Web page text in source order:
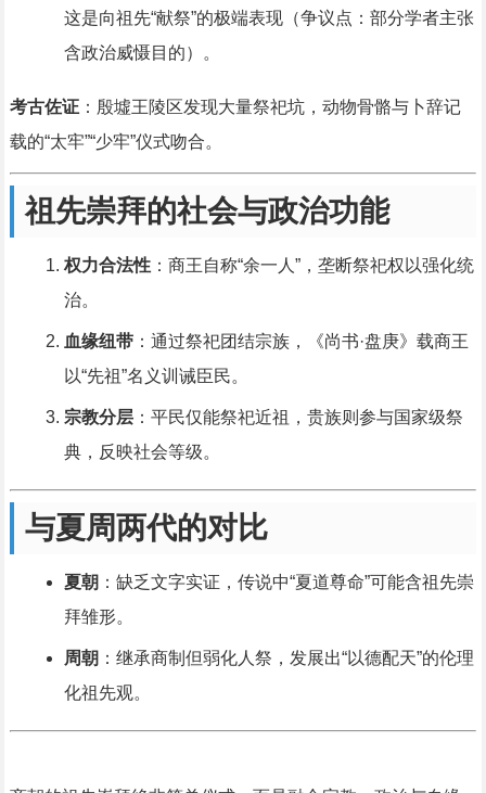
这是向祖先“献祭”的极端表现（争议点：部分学者主张
含政治威慑目的）。
考古佐证：殷墟王陵区发现大量祭祀坑，动物骨骼与卜辞记
载的“太牢”“少牢”仪式吻合。
祖先崇拜的社会与政治功能
权力合法性：商王自称“余一人”，垄断祭祀权以强化统
治。
血缘纽带：通过祭祀团结宗族，《尚书·盘庚》载商王
以“先祖”名义训诫臣民。
宗教分层：平民仅能祭祀近祖，贵族则参与国家级祭
典，反映社会等级。
与夏周两代的对比
夏朝 ：缺乏文字实证，传说中“夏道尊命”可能含祖先崇
拜雏形。
周朝 ：继承商制但弱化人祭，发展出“以德配天”的伦理
化祖先观。